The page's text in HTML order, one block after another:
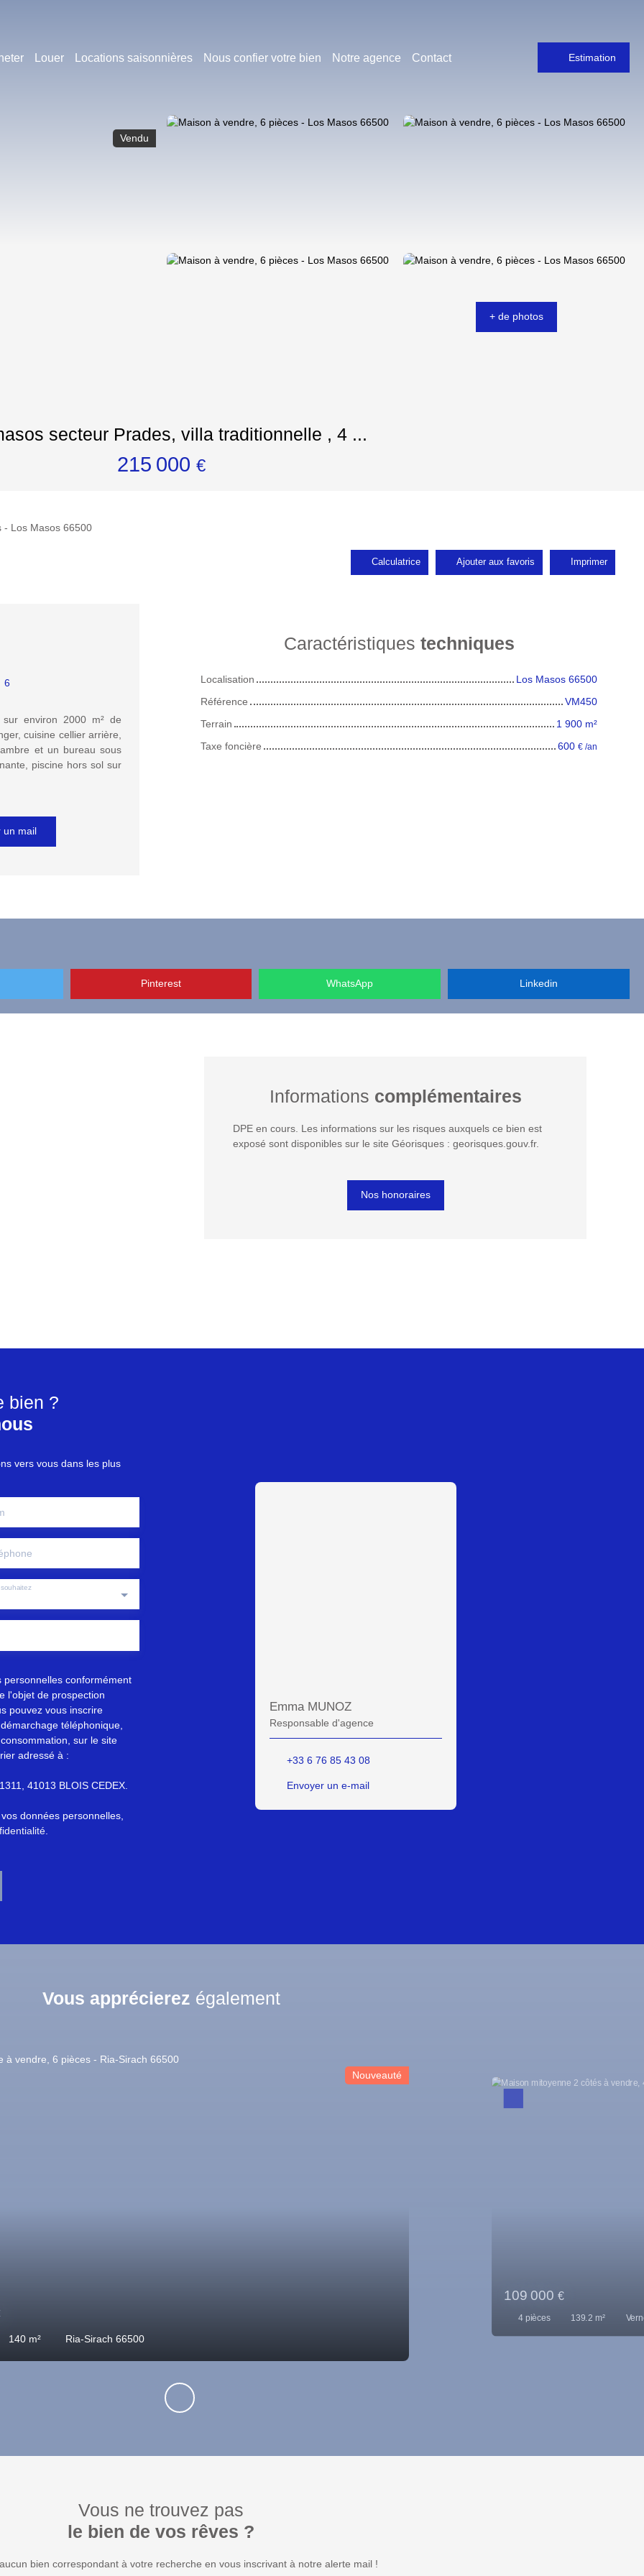
Louer Locations saisonnières Nous confier votre bien Notre agence Contact Estimation
Vendu
+ de photos
secteur Prades, villa traditionnelle , 4 ...
215 000 €
- Los Masos 66500
Calculatrice Ajouter aux favoris Imprimer
6
environ 2000 m² de
cuisine cellier arrière,
et un bureau sous
piscine hors sol sur
un mail
Caractéristiques techniques
Localisation
Los Masos 66500
Référence
VM450
Terrain
1 900 m²
Taxe foncière
600 € /an
Pinterest WhatsApp Linkedin
Informations complémentaires
DPE en cours. Les informations sur les risques auxquels ce bien est
exposé sont disponibles sur le site Géorisques : georisques.gouv.fr.
Nos honoraires
bien ?
vers vous dans les plus
conformément
l'objet de prospection
pouvez vous inscrire
téléphonique,
sur le site
adressé à :
41013 BLOIS CEDEX.
données personnelles,
Emma MUNOZ
Responsable d'agence
+33 6 76 85 43 08
Envoyer un e-mail
Vous apprécierez également
139.2 m² Vernet-les-Bains 66820
Nouveauté
203 500
6pièces 131.11 m²
Vous ne trouvez pas
le bien de vos rêves ?
bien correspondant à votre recherche en vous inscrivant à notre alerte mail !